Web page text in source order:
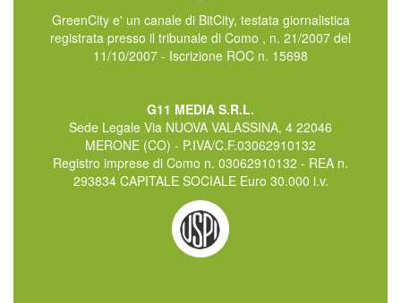
GreenCity e' un canale di BitCity, testata giornalistica
registrata presso il tribunale di Como , n. 21/2007 del
11/10/2007 - Iscrizione ROC n. 15698
G11 MEDIA S.R.L.
Sede Legale Via NUOVA VALASSINA, 4 22046
MERONE (CO) - P.IVA/C.F.03062910132
Registro imprese di Como n. 03062910132 - REA n.
293834 CAPITALE SOCIALE Euro 30.000 i.v.